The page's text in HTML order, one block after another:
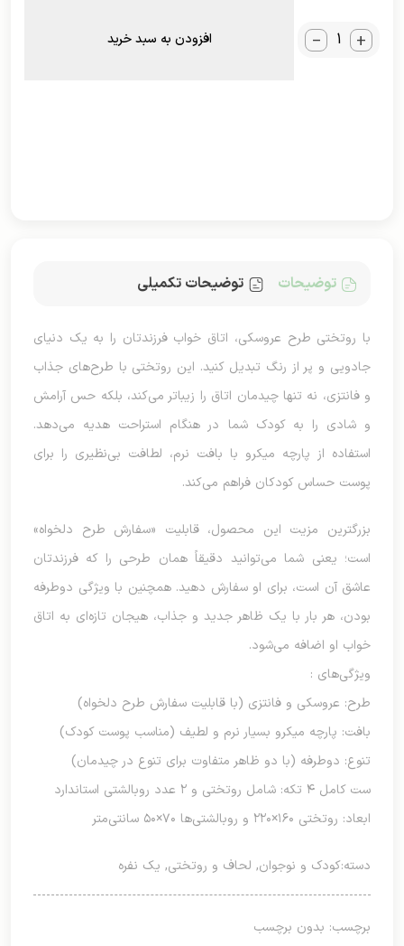
_ + افزودن به سبد خرید
توضیحات توضیحات تکمیلی
با روتختی طرح عروسکی، اتاق خواب فرزندتان را به یک دنیای
جادویی و پر از رنگ تبدیل کنید. این روتختی با طرح‌های جذاب
و فانتزی، نه تنها چیدمان اتاق را زیباتر می‌کند، بلکه حس آرامش
و شادی را به کودک شما در هنگام استراحت هدیه می‌دهد.
استفاده از پارچه میکرو با بافت نرم، لطافت بی‌نظیری را برای
پوست حساس کودکان فراهم می‌کند.
بزرگترین مزیت این محصول، قابلیت «سفارش طرح دلخواه»
است؛ یعنی شما می‌توانید دقیقاً همان طرحی را که فرزندتان
عاشق آن است، برای او سفارش دهید. همچنین با ویژگی دوطرفه
بودن، هر بار با یک ظاهر جدید و جذاب، هیجان تازه‌ای به اتاق
خواب او اضافه می‌شود.
ویژگی‌های :
طرح: عروسکی و فانتزی (با قابلیت سفارش طرح دلخواه)
بافت: پارچه میکرو بسیار نرم و لطیف (مناسب پوست کودک)
تنوع: دوطرفه (با دو ظاهر متفاوت برای تنوع در چیدمان)
ست کامل ۴ تکه: شامل روتختی و ۲ عدد روبالشتی استاندارد
ابعاد: روتختی ۱۶۰×۲۲۰ و روبالشتی‌ها ۷۰×۵۰ سانتی‌متر
دسته:کودک و نوجوان, لحاف و روتختی, یک نفره
برچسب: بدون برچسب